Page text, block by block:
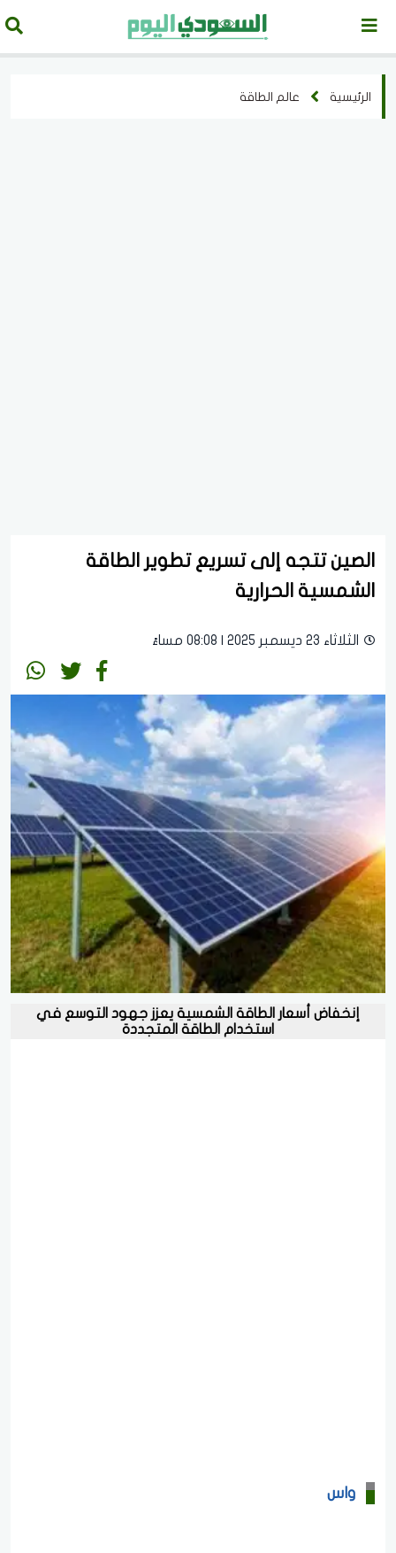
الرئيسية عالم الطاقة
الصين تتجه إلى تسريع تطوير الطاقة
الشمسية الحرارية
الثلاثاء 23 ديسمبر 2025 | 08:08 مساءً
إنخفاض أسعار الطاقة الشمسية يعزز جهود التوسع في
استخدام الطاقة المتجددة
واس